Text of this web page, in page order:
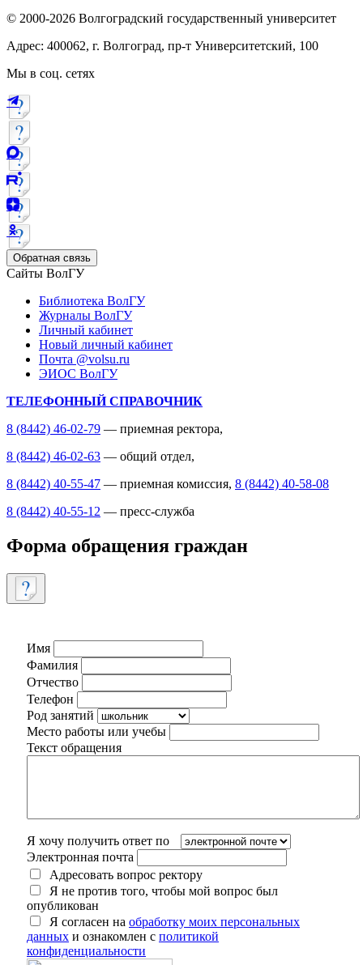
© 2000-2026 Волгоградский государственный университет
Адрес: 400062, г. Волгоград, пр-т Университетский, 100
Мы в соц. сетях
Обратная связь
Сайты ВолГУ
Библиотека ВолГУ
Журналы ВолГУ
Личный кабинет
Новый личный кабинет
Почта @volsu.ru
ЭИОС ВолГУ
ТЕЛЕФОННЫЙ СПРАВОЧНИК
8 (8442) 46-02-79 — приемная ректора,
8 (8442) 46-02-63 — общий отдел,
8 (8442) 40-55-47 — приемная комиссия, 8 (8442) 40-58-08
8 (8442) 40-55-12 — пресс-служба
Форма обращения граждан
Имя
Фамилия
Отчество
Телефон
Род занятий
Место работы или учебы
Текст обращения
Я хочу получить ответ по
Электронная почта
Адресовать вопрос ректору
Я не против того, чтобы мой вопрос был
опубликован
Я согласен на обработку моих персональных
данных и ознакомлен с политикой
конфиденциальности